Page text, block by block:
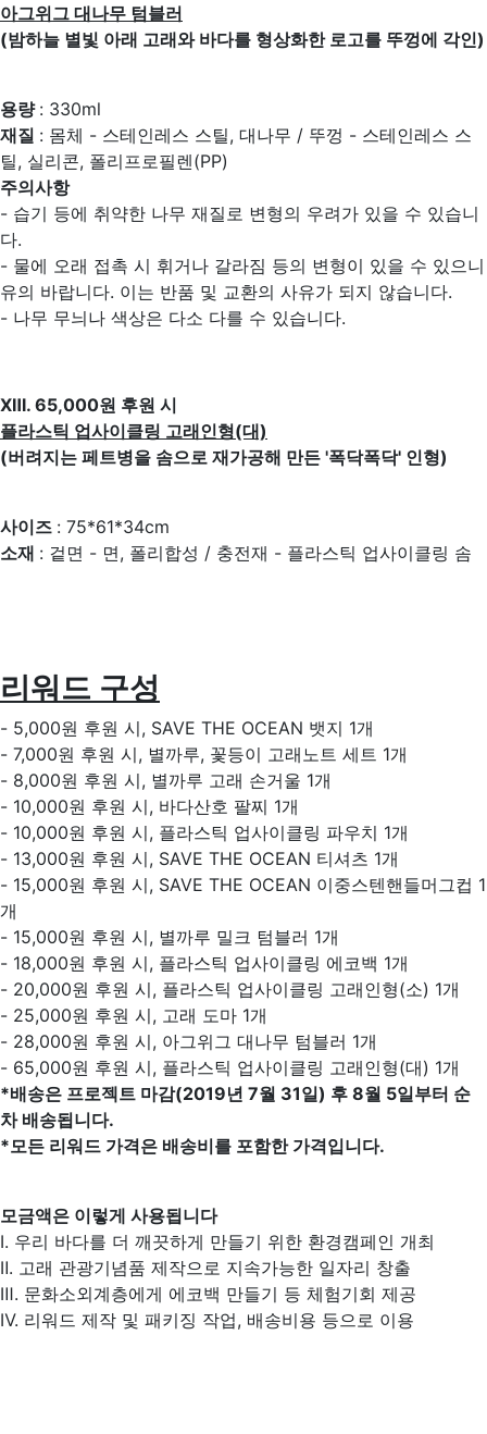
아그위그 대나무 텀블러
(밤하늘 별빛 아래 고래와 바다를 형상화한 로고를 뚜껑에 각인)
용량 : 330ml
재질 : 몸체 - 스테인레스 스틸, 대나무 / 뚜껑 - 스테인레스 스
틸, 실리콘, 폴리프로필렌(PP)
주의사항
- 습기 등에 취약한 나무 재질로 변형의 우려가 있을 수 있습니
다.
- 물에 오래 접촉 시 휘거나 갈라짐 등의 변형이 있을 수 있으니
유의 바랍니다. 이는 반품 및 교환의 사유가 되지 않습니다.
- 나무 무늬나 색상은 다소 다를 수 있습니다.
ⅩⅢ. 65,000원 후원 시
플라스틱 업사이클링 고래인형(대)
(버려지는 페트병을 솜으로 재가공해 만든 '폭닥폭닥' 인형)
사이즈 : 75*61*34cm
소재 : 겉면 - 면, 폴리합성 / 충전재 - 플라스틱 업사이클링 솜
리워드 구성
- 5,000원 후원 시, SAVE THE OCEAN 뱃지 1개
- 7,000원 후원 시, 별까루, 꽃등이 고래노트 세트 1개
- 8,000원 후원 시, 별까루 고래 손거울 1개
- 10,000원 후원 시, 바다산호 팔찌 1개
- 10,000원 후원 시, 플라스틱 업사이클링 파우치 1개
- 13,000원 후원 시, SAVE THE OCEAN 티셔츠 1개
- 15,000원 후원 시, SAVE THE OCEAN 이중스텐핸들머그컵 1
개
- 15,000원 후원 시, 별까루 밀크 텀블러 1개
- 18,000원 후원 시, 플라스틱 업사이클링 에코백 1개
- 20,000원 후원 시, 플라스틱 업사이클링 고래인형(소) 1개
- 25,000원 후원 시, 고래 도마 1개
- 28,000원 후원 시, 아그위그 대나무 텀블러 1개
- 65,000원 후원 시, 플라스틱 업사이클링 고래인형(대) 1개
*배송은 프로젝트 마감(2019년 7월 31일) 후 8월 5일부터 순
차 배송됩니다.
*모든 리워드 가격은 배송비를 포함한 가격입니다.
모금액은 이렇게 사용됩니다
Ⅰ. 우리 바다를 더 깨끗하게 만들기 위한 환경캠페인 개최
Ⅱ. 고래 관광기념품 제작으로 지속가능한 일자리 창출
Ⅲ. 문화소외계층에게 에코백 만들기 등 체험기회 제공
Ⅳ. 리워드 제작 및 패키징 작업, 배송비용 등으로 이용